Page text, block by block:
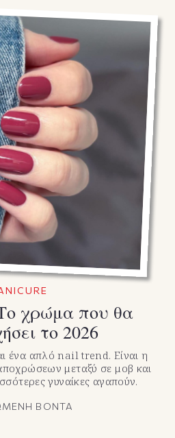
χρώμα που θα
το 2026
ένα απλό nail trend. Είναι η
μεταξύ σε μοβ και
γυναίκες αγαπούν.
ΒΟΝΤΑ